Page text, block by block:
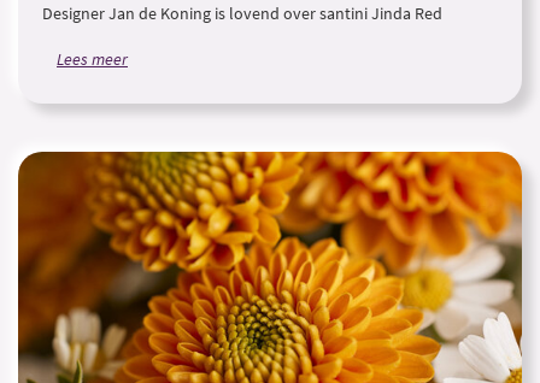
Designer Jan de Koning is lovend over santini Jinda Red
Lees meer